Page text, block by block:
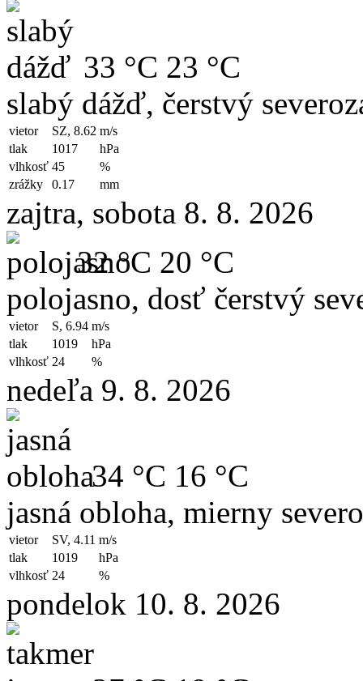
33 °C 23 °C
slabý dážď, čerstvý
vietor SZ, 8.62 m/s
tlak
1017
hPa
vlhkosť 45
%
zrážky
0.17 mm
zajtra, sobota 8. 8. 2026
32 °C 20 °C
polojasno, dosť čerstvý
vietor S, 6.94 m/s
tlak
1019
hPa
vlhkosť 24 %
nedeľa 9. 8. 2026
34 °C 16 °C
jasná obloha, mierny
vietor SV, 4.11 m/s
tlak
1019
hPa
vlhkosť 24 %
pondelok 10. 8. 2026